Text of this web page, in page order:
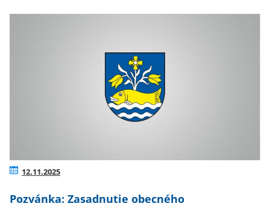
12.11.2025
Pozvánka: Zasadnutie obecného